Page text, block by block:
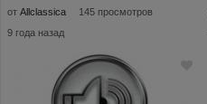
от Allclassica
145 просмотров
9 года назад